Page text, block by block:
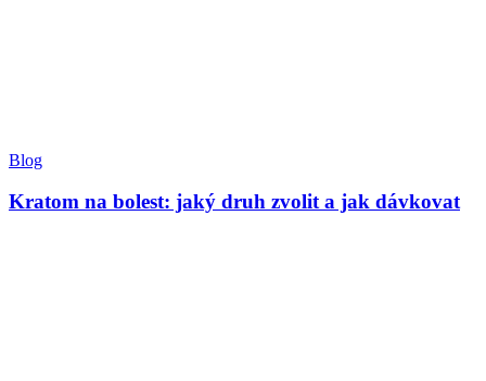
Blog
Kratom na bolest: jaký druh zvolit a jak dávkovat